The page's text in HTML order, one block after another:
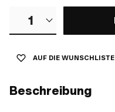
1
AUF DIE WUNSCHLISTE
Beschreibung